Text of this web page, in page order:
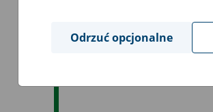
Odrzuć opcjonalne